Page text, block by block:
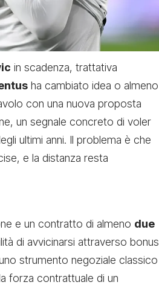
in scadenza, trattativa
ha cambiato idea o almeno
con una nuova proposta
un segnale concreto di voler
ultimi anni. Il problema è che
e la distanza resta
e un contratto di almeno due
di avvicinarsi attraverso bonus
strumento negoziale classico
forza contrattuale di un